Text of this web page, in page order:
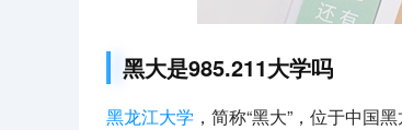
黑大是985.211大学吗
黑龙江大学 ，简称“黑大”，位于中国